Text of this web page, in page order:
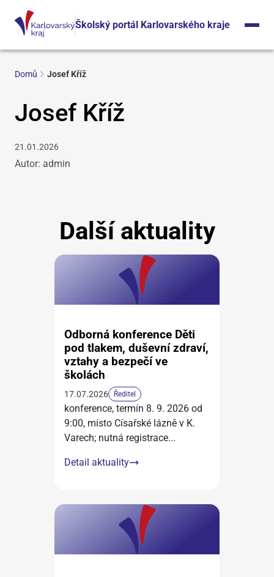
Školský portál Karlovarského kraje
Domů Josef Kříž
Josef Kříž
21.01.2026
Autor: admin
Další aktuality
Odborná konference Děti
pod tlakem, duševní zdraví,
vztahy a bezpečí ve
školách
17.07.2026 Ředitel
konference, termín 8. 9. 2026 od
9:00, místo Císařské lázně v K.
Varech; nutná registrace...
Detail aktuality